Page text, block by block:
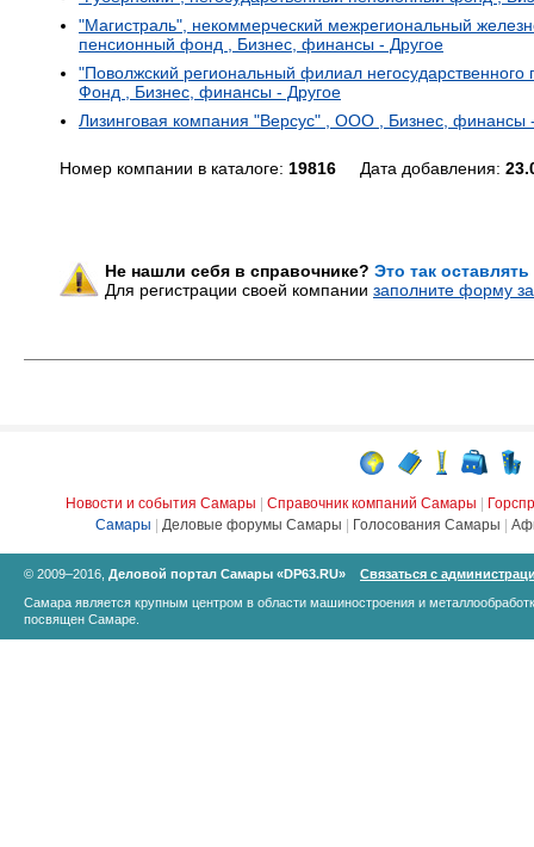
"Магистраль", некоммерческий межрегиональный
пенсионный фонд , Бизнес, финансы - Другое
"Поволжский региональный филиал негосударственного
Фонд , Бизнес, финансы - Другое
Лизинговая компания "Версус" , ООО , Бизнес, финансы
Номер компании в каталоге: 19816 Дата добавления:
Не нашли себя в справочнике? Это так
Для регистрации своей компании заполните форму
Новости и события Самары Справочник компаний Самары
Самары
Деловые форумы Самары Голосования Самары
© 2009–2016, Деловой портал Самары «DP63.RU»
Связаться с
Самара является крупным центром в области машиностроения и
посвящен Самаре.